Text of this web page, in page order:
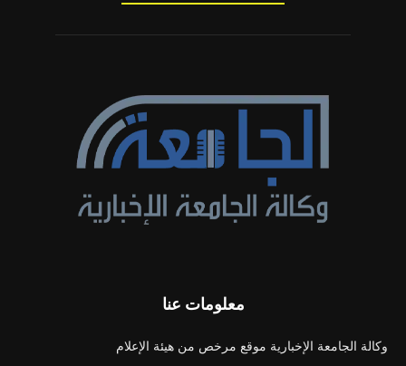
معلومات عنا
وكالة الجامعة الإخبارية موقع مرخص من هيئة الإعلام